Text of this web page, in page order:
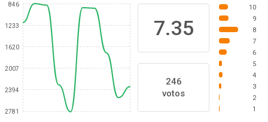
846
1233
1620
2007
2394
2781
7.35
246
votos
10
9
8
7
6
5
4
3
2
1